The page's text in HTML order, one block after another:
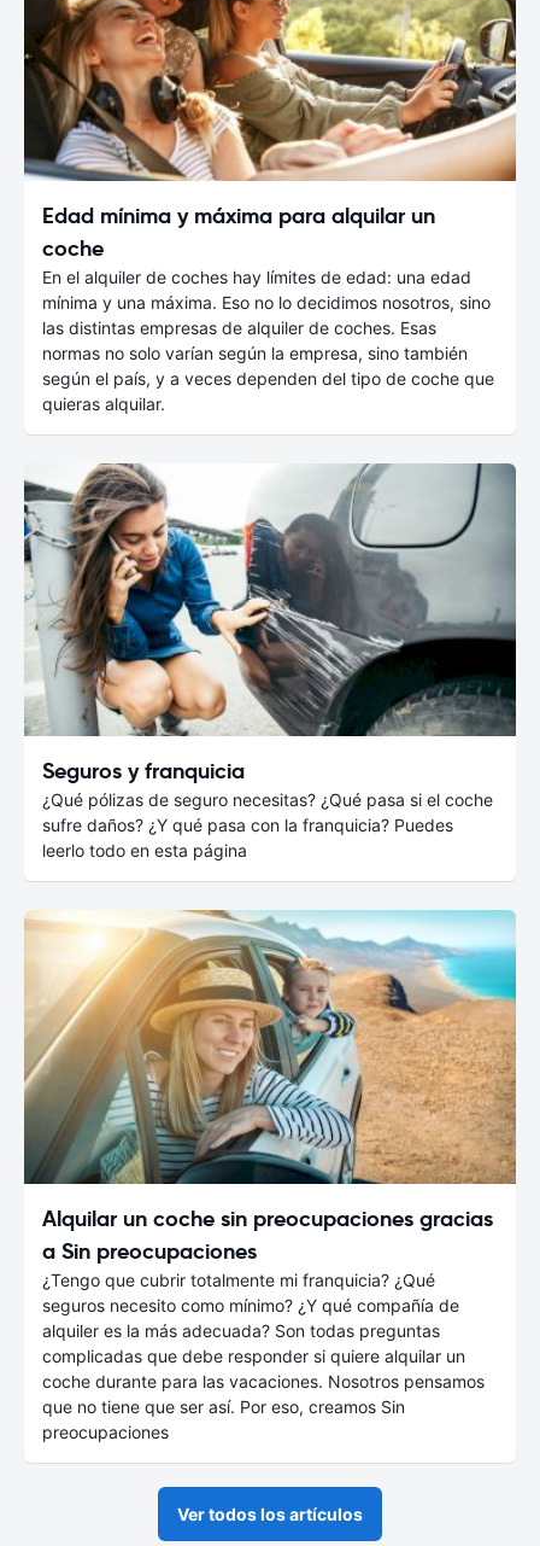
Edad mínima y máxima para alquilar un
coche
En el alquiler de coches hay límites de edad: una edad
mínima y una máxima. Eso no lo decidimos nosotros, sino
las distintas empresas de alquiler de coches. Esas
normas no solo varían según la empresa, sino también
según el país, y a veces dependen del tipo de coche que
quieras alquilar.
Seguros y franquicia
¿Qué pólizas de seguro necesitas? ¿Qué pasa si el coche
sufre daños? ¿Y qué pasa con la franquicia? Puedes
leerlo todo en esta página
Alquilar un coche sin preocupaciones gracias
a Sin preocupaciones
¿Tengo que cubrir totalmente mi franquicia? ¿Qué
seguros necesito como mínimo? ¿Y qué compañía de
alquiler es la más adecuada? Son todas preguntas
complicadas que debe responder si quiere alquilar un
coche durante para las vacaciones. Nosotros pensamos
que no tiene que ser así. Por eso, creamos Sin
preocupaciones
Ver todos los artículos